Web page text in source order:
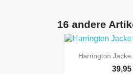
16 andere

Harrington Jacke
39,95